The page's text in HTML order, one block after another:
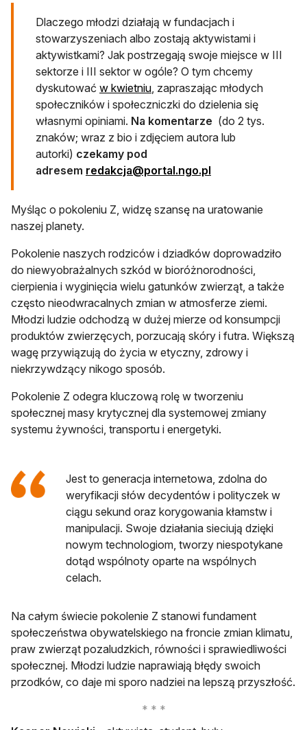
Dlaczego młodzi działają w fundacjach i
stowarzyszeniach albo zostają aktywistami i
aktywistkami? Jak postrzegają swoje miejsce w III
sektorze i III sektor w ogóle? O tym chcemy
dyskutować w kwietniu, zapraszając młodych
społeczników i społeczniczki do dzielenia się
własnymi opiniami. Na komentarze (do 2 tys.
znaków; wraz z bio i zdjęciem autora lub
autorki) czekamy pod
adresem redakcja@portal.ngo.pl
Myśląc o pokoleniu Z, widzę szansę na uratowanie
naszej planety.
Pokolenie naszych rodziców i dziadków doprowadziło
do niewyobrażalnych szkód w bioróżnorodności,
cierpienia i wyginięcia wielu gatunków zwierząt, a także
często nieodwracalnych zmian w atmosferze ziemi.
Młodzi ludzie odchodzą w dużej mierze od konsumpcji
produktów zwierzęcych, porzucają skóry i futra. Większą
wagę przywiązują do życia w etyczny, zdrowy i
niekrzywdzący nikogo sposób.
Pokolenie Z odegra kluczową rolę w tworzeniu
społecznej masy krytycznej dla systemowej zmiany
systemu żywności, transportu i energetyki.
Jest to generacja internetowa, zdolna do
weryfikacji słów decydentów i polityczek w
ciągu sekund oraz korygowania kłamstw i
manipulacji. Swoje działania sieciują dzięki
nowym technologiom, tworzy niespotykane
dotąd wspólnoty oparte na wspólnych
celach.
Na całym świecie pokolenie Z stanowi fundament
społeczeństwa obywatelskiego na froncie zmian klimatu,
praw zwierząt pozaludzkich, równości i sprawiedliwości
społecznej. Młodzi ludzie naprawiają błędy swoich
przodków, co daje mi sporo nadziei na lepszą przyszłość.